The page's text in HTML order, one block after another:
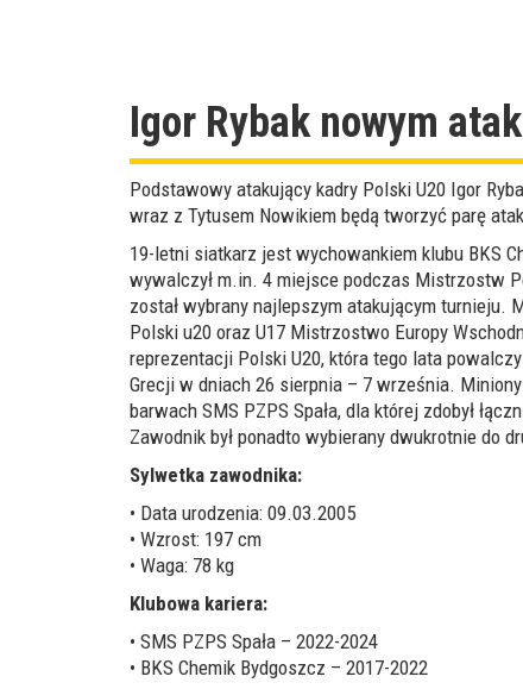
Igor Rybak nowym
Podstawowy atakujący kadry Polski U20 Igor
wraz z Tytusem Nowikiem będą tworzyć parę
19-letni siatkarz jest wychowankiem klubu BKS
wywalczył m.in. 4 miejsce podczas Mistrzostw
został wybrany najlepszym atakującym turnieju.
Polski u20 oraz U17 Mistrzostwo Europy
reprezentacji Polski U20, która tego lata
Grecji w dniach 26 sierpnia – 7 września.
barwach SMS PZPS Spała, dla której zdobył
Zawodnik był ponadto wybierany dwukrotnie do
Sylwetka zawodnika:
• Data urodzenia: 09.03.2005
• Wzrost: 197 cm
• Waga: 78 kg
Klubowa kariera:
• SMS PZPS Spała – 2022-2024
• BKS Chemik Bydgoszcz – 2017-2022